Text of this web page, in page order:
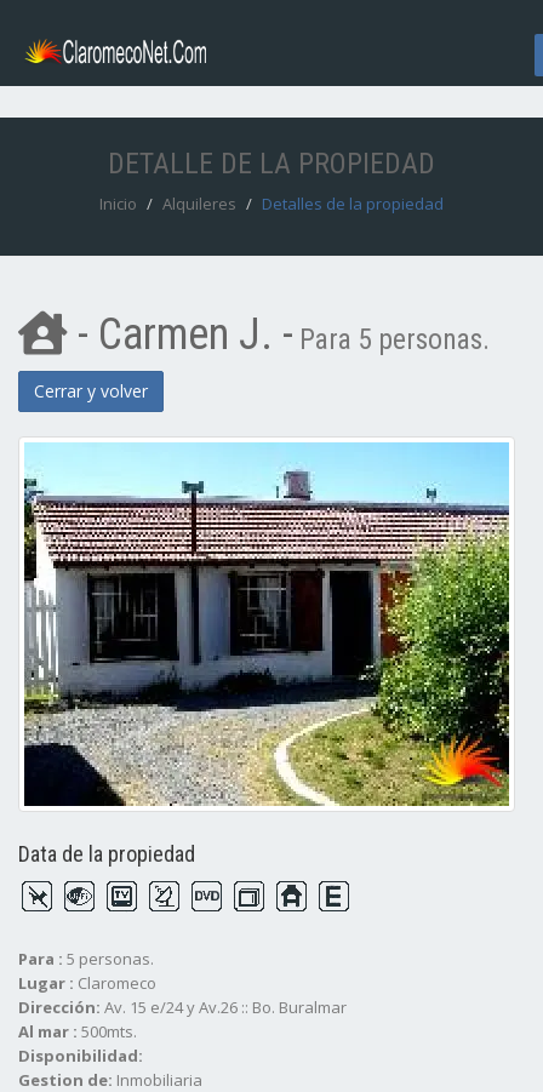
DETALLE DE LA PROPIEDAD
Inicio Alquileres Detalles de la propiedad
- Carmen J. - Para 5 personas.
Cerrar y volver
Data de la propiedad
Para : 5 personas.
Lugar : Claromeco
Dirección: Av. 15 e/24 y Av.26 :: Bo. Buralmar
Al mar : 500mts.
Disponibilidad:
Gestion de: Inmobiliaria